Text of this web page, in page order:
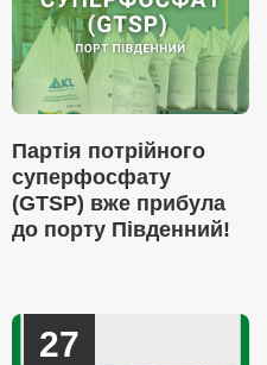
Партія потрійного
суперфосфату
(GTSP) вже прибула
до порту Південний!
27